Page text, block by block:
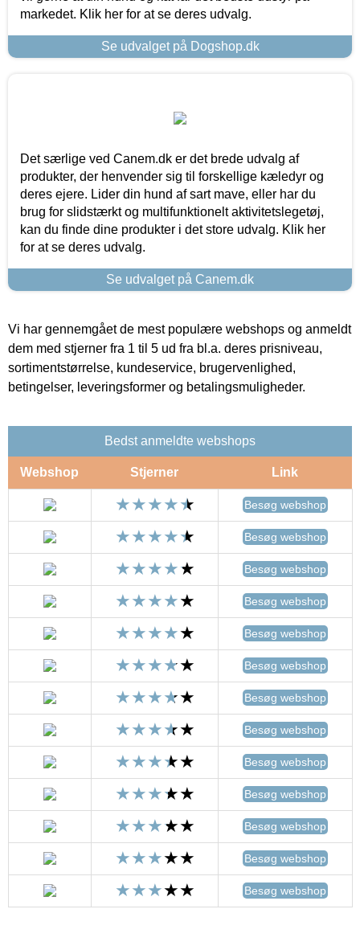
markedet. Klik her for at se deres udvalg.
Se udvalget på Dogshop.dk
Det særlige ved Canem.dk er det brede udvalg af
produkter, der henvender sig til forskellige kæledyr og
deres ejere. Lider din hund af sart mave, eller har du
brug for slidstærkt og multifunktionelt aktivitetslegetøj,
kan du finde dine produkter i det store udvalg. Klik her
for at se deres udvalg.
Se udvalget på Canem.dk
Vi har gennemgået de mest populære webshops og anmeldt
dem med stjerner fra 1 til 5 ud fra bl.a. deres prisniveau,
sortimentstørrelse, kundeservice, brugervenlighed,
betingelser, leveringsformer og betalingsmuligheder.
Bedst anmeldte webshops
Webshop Stjerner Link
Besøg webshop
Besøg webshop
Besøg webshop
Besøg webshop
Besøg webshop
Besøg webshop
Besøg webshop
Besøg webshop
Besøg webshop
Besøg webshop
Besøg webshop
Besøg webshop
Besøg webshop